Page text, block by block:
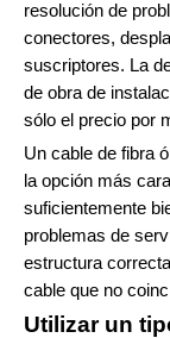
resolución de
conectores,
suscriptores. La
de obra de
sólo el precio por
Un cable de fibra
la opción más
suficientemente
problemas de
estructura
cable que no
Utilizar un